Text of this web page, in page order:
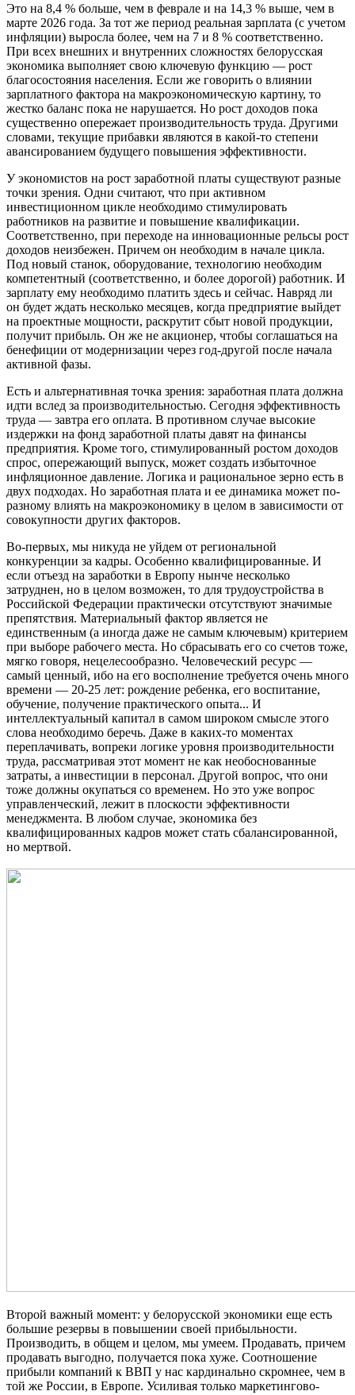
Это на 8,4 % больше, чем в феврале и на 14,3 % выше, чем в
марте 2026 года. За тот же период реальная зарплата (с учетом
инфляции) выросла более, чем на 7 и 8 % соответственно.
При всех внешних и внутренних сложностях белорусская
экономика выполняет свою ключевую функцию — рост
благосостояния населения. Если же говорить о влиянии
зарплатного фактора на макроэкономическую картину, то
жестко баланс пока не нарушается. Но рост доходов пока
существенно опережает производительность труда. Другими
словами, текущие прибавки являются в какой-то степени
авансированием будущего повышения эффективности.
У экономистов на рост заработной платы существуют разные
точки зрения. Одни считают, что при активном
инвестиционном цикле необходимо стимулировать
работников на развитие и повышение квалификации.
Соответственно, при переходе на инновационные рельсы рост
доходов неизбежен. Причем он необходим в начале цикла.
Под новый станок, оборудование, технологию необходим
компетентный (соответственно, и более дорогой) работник. И
зарплату ему необходимо платить здесь и сейчас. Навряд ли
он будет ждать несколько месяцев, когда предприятие выйдет
на проектные мощности, раскрутит сбыт новой продукции,
получит прибыль. Он же не акционер, чтобы соглашаться на
бенефиции от модернизации через год-другой после начала
активной фазы.
Есть и альтернативная точка зрения: заработная плата должна
идти вслед за производительностью. Сегодня эффективность
труда — завтра его оплата. В противном случае высокие
издержки на фонд заработной платы давят на финансы
предприятия. Кроме того, стимулированный ростом доходов
спрос, опережающий выпуск, может создать избыточное
инфляционное давление. Логика и рациональное зерно есть в
двух подходах. Но заработная плата и ее динамика может по-
разному влиять на макроэкономику в целом в зависимости от
совокупности других факторов.
Во-первых, мы никуда не уйдем от региональной
конкуренции за кадры. Особенно квалифицированные. И
если отъезд на заработки в Европу нынче несколько
затруднен, но в целом возможен, то для трудоустройства в
Российской Федерации практически отсутствуют значимые
препятствия. Материальный фактор является не
единственным (а иногда даже не самым ключевым) критерием
при выборе рабочего места. Но сбрасывать его со счетов тоже,
мягко говоря, нецелесообразно. Человеческий ресурс —
самый ценный, ибо на его восполнение требуется очень много
времени — 20-25 лет: рождение ребенка, его воспитание,
обучение, получение практического опыта... И
интеллектуальный капитал в самом широком смысле этого
слова необходимо беречь. Даже в каких-то моментах
переплачивать, вопреки логике уровня производительности
труда, рассматривая этот момент не как необоснованные
затраты, а инвестиции в персонал. Другой вопрос, что они
тоже должны окупаться со временем. Но это уже вопрос
управленческий, лежит в плоскости эффективности
менеджмента. В любом случае, экономика без
квалифицированных кадров может стать сбалансированной,
но мертвой.
Второй важный момент: у белорусской экономики еще есть
большие резервы в повышении своей прибыльности.
Производить, в общем и целом, мы умеем. Продавать, причем
продавать выгодно, получается пока хуже. Соотношение
прибыли компаний к ВВП у нас кардинально скромнее, чем в
той же России, в Европе. Усиливая только маркетингово-